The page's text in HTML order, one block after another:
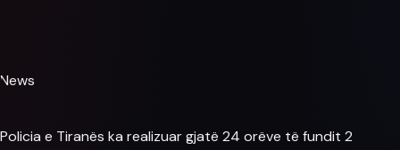
News
Policia e Tiranës ka realizuar gjatë 24 orëve të fundit 2